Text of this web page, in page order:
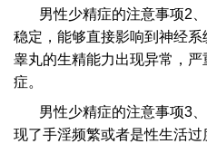
男性少精症的注意事项2
稳定，能够直接影响到神经
睾丸的生精能力出现异常，
症。
男性少精症的注意事项3
现了手淫频繁或者是性生活